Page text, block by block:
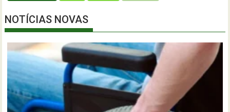
NOTÍCIAS NOVAS